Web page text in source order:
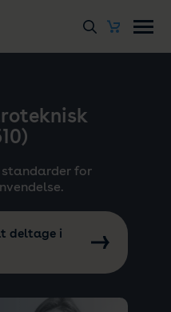
for
deltage i